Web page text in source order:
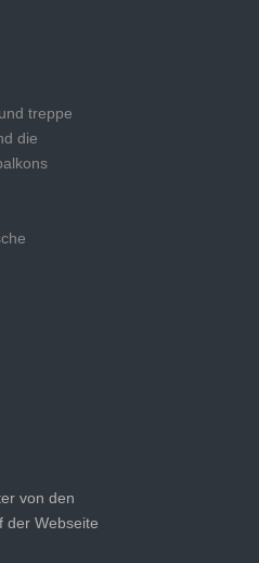
treppe
die
von den
der Webseite